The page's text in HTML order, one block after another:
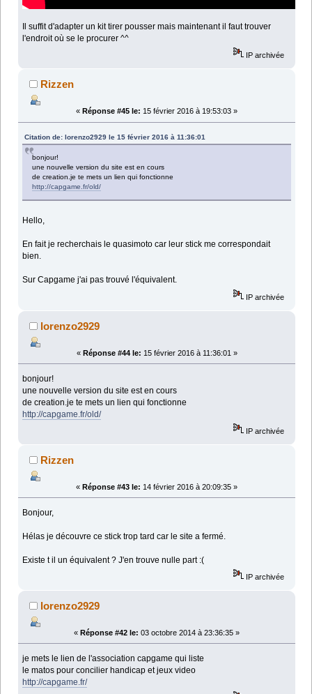
Il suffit d'adapter un kit tirer pousser mais maintenant il faut trouver
l'endroit où se le procurer ^^
IP archivée
Rizzen
« Réponse #45 le: 15 février 2016 à 19:53:03 »
Citation de: lorenzo2929 le 15 février 2016 à 11:36:01
bonjour!
une nouvelle version du site est en cours
de creation.je te mets un lien qui fonctionne
http://capgame.fr/old/
Hello,
En fait je recherchais le quasimoto car leur stick me correspondait
bien.
Sur Capgame j'ai pas trouvé l'équivalent.
IP archivée
lorenzo2929
« Réponse #44 le: 15 février 2016 à 11:36:01 »
bonjour!
une nouvelle version du site est en cours
de creation.je te mets un lien qui fonctionne
http://capgame.fr/old/
IP archivée
Rizzen
« Réponse #43 le: 14 février 2016 à 20:09:35 »
Bonjour,
Hélas je découvre ce stick trop tard car le site a fermé.
Existe t il un équivalent ? J'en trouve nulle part :(
IP archivée
lorenzo2929
« Réponse #42 le: 03 octobre 2014 à 23:36:35 »
je mets le lien de l'association capgame qui liste
le matos pour concilier handicap et jeux video
http://capgame.fr/